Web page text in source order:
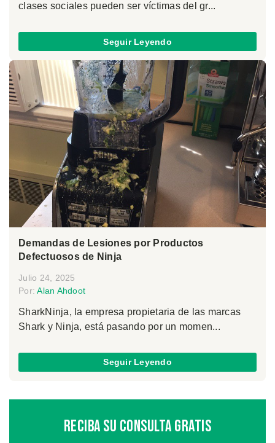
clases sociales pueden ser víctimas del gr...
Seguir Leyendo
Demandas de Lesiones por Productos
Defectuosos de Ninja
Julio 24, 2025
Por:Alan Ahdoot
SharkNinja, la empresa propietaria de las marcas
Shark y Ninja, está pasando por un momen...
Seguir Leyendo
Reciba Su Consulta Gratis